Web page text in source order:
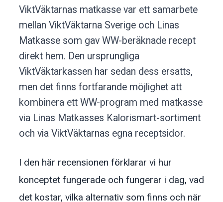
ViktVäktarnas matkasse var ett samarbete
mellan ViktVäktarna Sverige och Linas
Matkasse som gav WW-beräknade recept
direkt hem. Den ursprungliga
ViktVäktarkassen har sedan dess ersatts,
men det finns fortfarande möjlighet att
kombinera ett WW-program med matkasse
via Linas Matkasses Kalorismart-sortiment
och via ViktVäktarnas egna receptsidor.
I den här recensionen förklarar vi hur
konceptet fungerade och fungerar i dag, vad
det kostar, vilka alternativ som finns och när